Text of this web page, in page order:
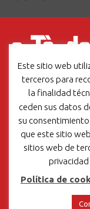
Un projecte de:
Un projet de:
Aviso legal|Política
Este sitio web
terceros para
la finalidad
ceden sus datos
su
que este sitio
sitios web de
privacidad
Política de